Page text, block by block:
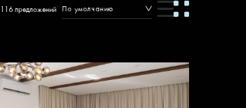
116 предложений По умолчанию